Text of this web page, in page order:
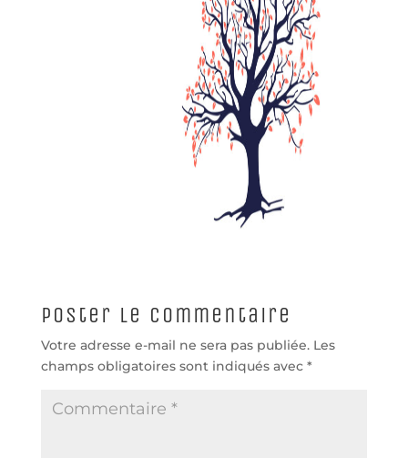
Poster le commentaire
Votre adresse e-mail ne sera pas publiée. Les
champs obligatoires sont indiqués avec *